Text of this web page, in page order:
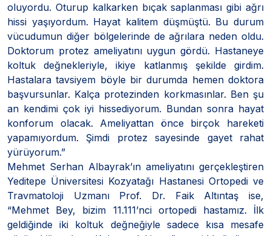
oluyordu. Oturup kalkarken bıçak saplanması gibi ağrı
hissi yaşıyordum. Hayat kalitem düşmüştü. Bu durum
vücudumun diğer bölgelerinde de ağrılara neden oldu.
Doktorum protez ameliyatını uygun gördü. Hastaneye
koltuk değnekleriyle, ikiye katlanmış şekilde girdim.
Hastalara tavsiyem böyle bir durumda hemen doktora
başvursunlar. Kalça protezinden korkmasınlar. Ben şu
an kendimi çok iyi hissediyorum. Bundan sonra hayat
konforum olacak. Ameliyattan önce birçok hareketi
yapamıyordum. Şimdi protez sayesinde gayet rahat
yürüyorum.”
Mehmet Serhan Albayrak’ın ameliyatını gerçekleştiren
Yeditepe Üniversitesi Kozyatağı Hastanesi Ortopedi ve
Travmatoloji Uzmanı Prof. Dr. Faik Altıntaş ise,
“Mehmet Bey, bizim 11.111’nci ortopedi hastamız. İlk
geldiğinde iki koltuk değneğiyle sadece kısa mesafe